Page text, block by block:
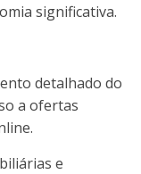
significativa.
detalhado do
a ofertas
e